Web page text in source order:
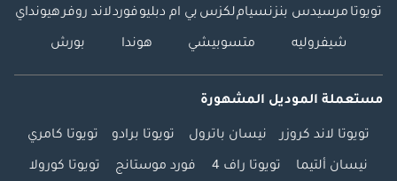
تويوتا مرسيدس بنزنسياملكزس بي ام دبليوفوردلاند روفرهيونداي
شيفروليه متسوبيشي هوندا بورش
مستعملة الموديل المشهورة
تويوتا لاند كروزر نيسان باترول تويوتا برادو تويوتا كامري
نيسان ألتيما تويوتا راف 4 فورد موستانج تويوتا كورولا